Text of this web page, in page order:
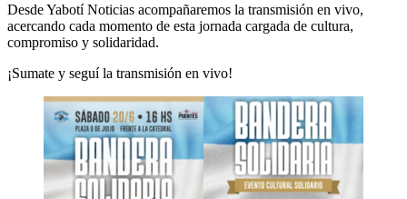
Desde Yabotí Noticias acompañaremos la transmisión en vivo,
acercando cada momento de esta jornada cargada de cultura,
compromiso y solidaridad.
¡Sumate y seguí la transmisión en vivo!